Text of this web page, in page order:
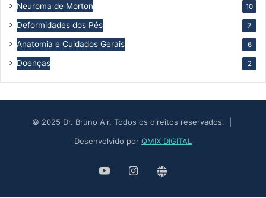
Neuroma de Morton 10
Deformidades dos Pés 7
Anatomia e Cuidados Gerais 6
Doenças 2
© 2025 Dr. Bruno Air. Todos os direitos reservados. |
Desenvolvido por QMIX DIGITAL
YouTubeInstagram
Site